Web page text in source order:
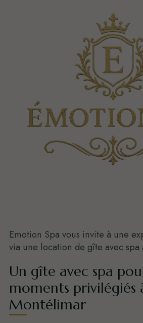
Emotion Spa vous invite à une
via une location de gîte avec spa
Un gîte avec spa
moments privilégiés
Montélimar